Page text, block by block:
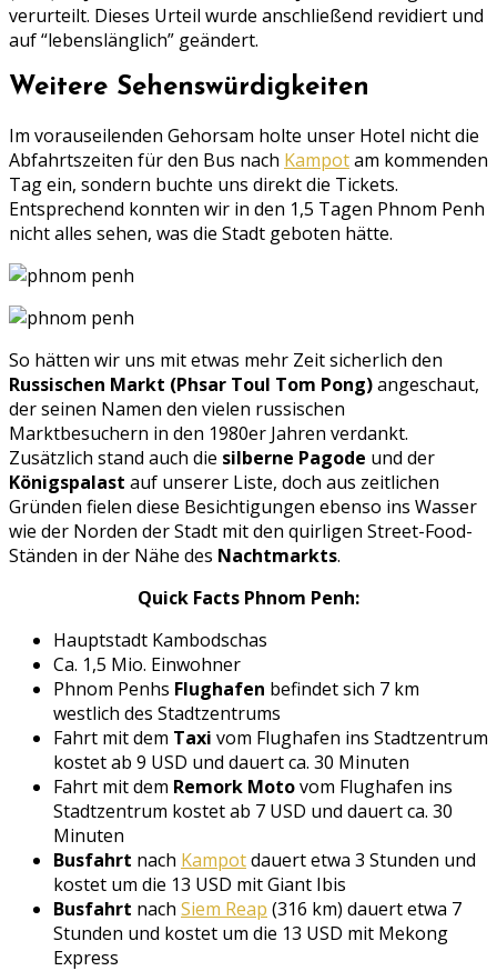
verurteilt. Dieses Urteil wurde anschließend revidiert und
auf “lebenslänglich” geändert.
Weitere Sehenswürdigkeiten
Im vorauseilenden Gehorsam holte unser Hotel nicht die
Abfahrtszeiten für den Bus nach Kampotam kommenden
Tag ein, sondern buchte uns direkt die Tickets.
Entsprechend konnten wir in den 1,5 Tagen Phnom Penh
nicht alles sehen, was die Stadt geboten hätte.
So hätten wir uns mit etwas mehr Zeit sicherlich den
Russischen Markt (Phsar Toul Tom Pong)angeschaut,
der seinen Namen den vielen russischen
Marktbesuchern in den 1980er Jahren verdankt.
Zusätzlich stand auch die silberne Pagode und der
Königspalast auf unserer Liste, doch aus zeitlichen
Gründen fielen diese Besichtigungen ebenso ins Wasser
wie der Norden der Stadt mit den quirligen Street-Food-
Ständen in der Nähe des Nachtmarkts.
Quick Facts Phnom Penh:
Hauptstadt Kambodschas
Ca. 1,5 Mio. Einwohner
Phnom Penhs Flughafen befindet sich 7 km
westlich des Stadtzentrums
Fahrt mit dem Taxi vom Flughafen ins Stadtzentrum
kostet ab 9 USD und dauert ca. 30 Minuten
Fahrt mit dem Remork Motovom Flughafen ins
Stadtzentrum kostet ab 7 USD und dauert ca. 30
Minuten
Busfahrt nach Kampotdauert etwa 3 Stunden und
kostet um die 13 USD mit Giant Ibis
Busfahrt nach Siem Reap (316 km) dauert etwa 7
Stunden und kostet um die 13 USD mit Mekong
Express